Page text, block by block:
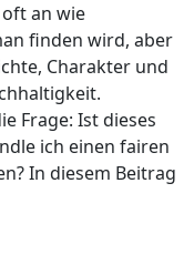
an wie
finden wird, aber
Charakter und
Frage: Ist dieses
ich einen fairen
In diesem Beitrag